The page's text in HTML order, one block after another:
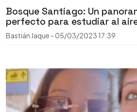
Bosque Santiago: Un
perfecto para estudiar al
Bastián Jaque - 05/03/2023 17:39